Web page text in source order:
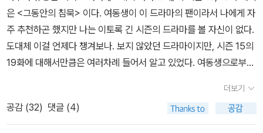
한 피해자의 엄마는, 그걸 눈치채준다. 그 부분 읽다가 울어버렸는데,
쓰려니까 또 눈물나네.한편 인터뷰 과정에서 만난 여성 중에는 다행
히 가족 관계에서 긍정적인 경험을 한 이도 있었다. 열아홉에 데이트
강간을 당한 로리가 그 예로, 로리의 어머니는 평소 활달하던 딸이 몇
주 동안 이상할 정도로 말이 없고 우울해 보이자 로리에게 무슨 일이
있느냐고 묻는 등 신경을 쓰기 시작했다. 그러던 어느 날 저녁, 로리
어머니와 그녀의 친구가 로리를 데리고 나가 외식을 하던 중에, 어머
에 이미 성관계를 맺고 있었던 사람에게 '강제로' 당했다고 해도 '그럴
수도 있구나' 하고 넘어가는 사람이 많았고, 또 무언가 억울하다는 생
각을 했지만, 그것은 '강간'은 아니었다고 피해자가 생각하거나 (가해
자는 말할 것도 없다. 피해자가 이런 생각을 하는데... 이 책에 나와 있
개인의 문제가 아니라 사회화의 문제라고 이 책에서 끊임없이 이야기
한다. 독서가 좋은 거라고 모두들 말은 하지만 정작 학생들은 내신을
챙기고 입시를 준비해야 하기 때문에 책 읽을 시간이 턱없이 부족하
다. 책 읽는 시간은 일종의 사치로 변모한다. 독서에 대한 이상은 높아
서 서울대 선정 고전 100, 노벨상 수상작품 등의 읽어야할 리스트는
넘쳐나지만 정작 이런 책들을 읽고 토론할 만한 시간여유가 그들에게
는 없다. 이러한 교육의 모순은 대학을 가도 크게 달라지지 않는다. 취
업을 위해 스펙 쌓기에 바빠서 당장 쓸모있는 정보,성적쌓기에 골몰
은 <그동안의 침묵> 이다. 여동생이 이 드라마의 팬이라서 나에게 자
주 추천하곤 했지만 나는 이토록 긴 시즌의 드라마를 볼 자신이 없다.
도대체 이걸 언제다 챙겨보나. 보지 않았던 드라마이지만, 시즌 15의
19화에 대해서만큼은 여러차례 들어서 알고 있었다. 여동생으로부터
를 들어 알고 있었고, 유명한 장면이 캡쳐되어 돌아다니는 것도 보았
더랬다. 처음부터 다 챙겨볼 생각을 하니까 그간 시작도 못햇던건데,
그렇다면 그 회차 한 편만 우선 볼까, 하고 어제 점심 먹으면서 시청하
더보기
공감 (32) 댓글 (4)